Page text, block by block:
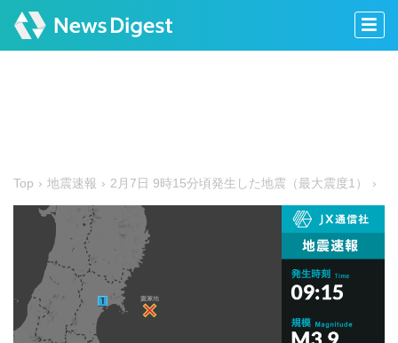
Top 地震速報 2月7日 9時15分頃発生した地震（最大震度1）